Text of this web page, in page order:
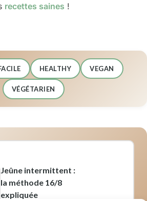
recettes saines !
HEALTHY VEGAN
VÉGÉTARIEN
Jeûne intermittent :
la méthode 16/8
expliquée